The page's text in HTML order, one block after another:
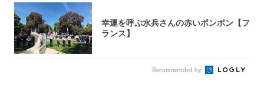
幸運を呼ぶ水兵さんの赤いポンポン【フ
ランス】
Recommended by